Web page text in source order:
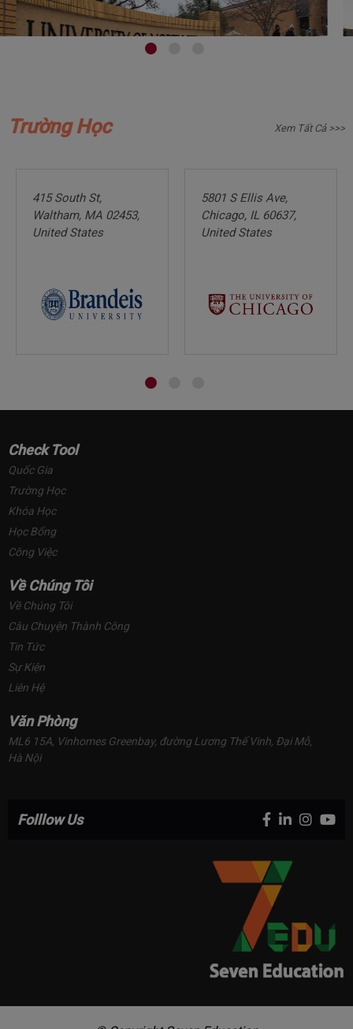
Trường Học Xem Tất Cả >>>
415 South St,
Waltham, MA 02453,
United States
5801 S Ellis Ave,
Chicago, IL 60637,
United States
Check Tool
Quốc Gia
Trường Học
Khóa Học
Học Bổng
Công Việc
Về Chúng Tôi
Về Chúng Tôi
Câu Chuyện Thành Công
Tin Tức
Sự Kiện
Liên Hệ
Văn Phòng
ML6 15A, Vinhomes Greenbay, đường Lương Thế Vinh, Đại Mỗ,
Hà Nội
Folllow Us